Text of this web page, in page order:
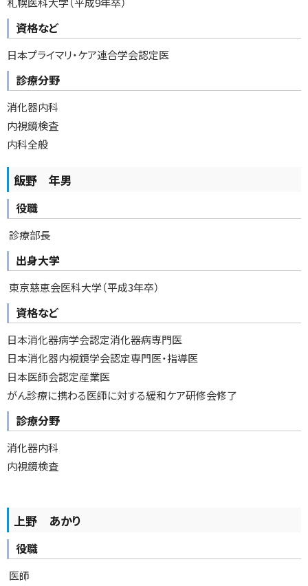
資格など
日本プライマリ・ケア連合学会認定医
診療分野
消化器内科
内視鏡検査
内科全般
飯野 年男
役職
診療部長
出身大学
東京慈恵会医科大学（平成3年卒）
資格など
日本消化器病学会認定消化器病専門医
日本消化器内視鏡学会認定専門医・指導医
日本医師会認定産業医
がん診療に携わる医師に対する緩和ケア研修会修了
診療分野
消化器内科
内視鏡検査
上野 あかり
役職
医師